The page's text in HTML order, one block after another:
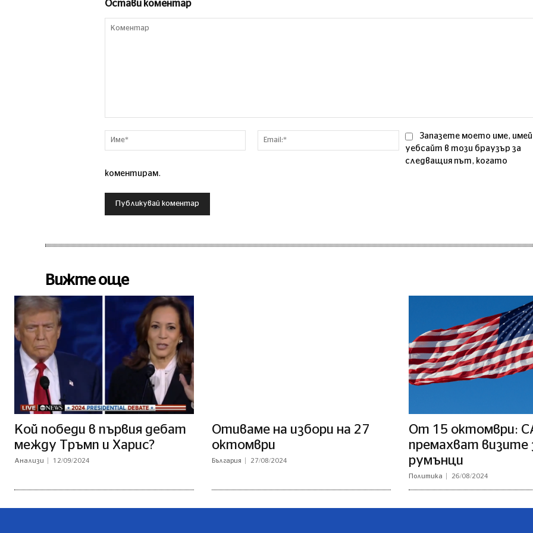
Остави коментар
Име*
Email:*Запазете моето име,
уебсайт в този браузър за
следващия път, когато
коментирам.
Вижте още
Кой победи в първия дебат
между Тръмп и Харис?
Анализи 12/09/2024
Отиваме на избори на 27
октомври
България 27/08/2024
От 15 октомври:
премахват визите
румънци
Политика 26/08/2024